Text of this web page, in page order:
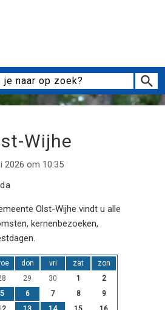
Wijhe
2026 om 10:35
Olst-Wijhe vindt u alle
kernenbezoeken,
don vri zat
zon
29 30 1
2
5 6 7 8
9